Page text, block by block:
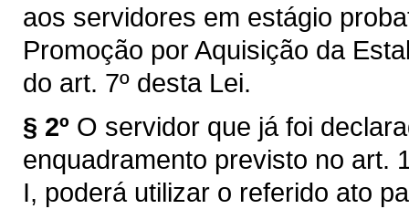
aos servidores em estágio
Promoção por Aquisição da
do art. 7º desta Lei.
§ 2º O servidor que já foi
enquadramento previsto no art.
I, poderá utilizar o referido ato